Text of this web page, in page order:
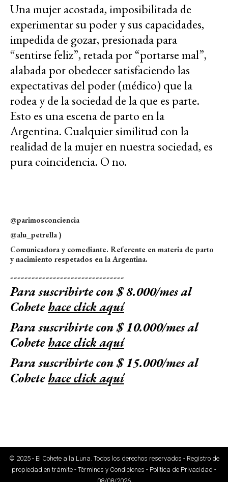
Una mujer acostada, imposibilitada de
experimentar su poder y sus capacidades,
impedida de gozar, presionada para
“sentirse feliz”, retada por “portarse mal”,
alabada por obedecer satisfaciendo las
expectativas del poder (médico) que la
rodea y de la sociedad de la que es parte.
Esto es una escena de parto en la
Argentina. Cualquier similitud con la
realidad de la mujer en nuestra sociedad, es
pura coincidencia. O no.
@parimosconciencia
@alu_petrella )
Comunicadora y comediante. Referente en materia de parto
y nacimiento respetados en la Argentina.
--------------------------------
Para suscribirte con $ 8.000/mes al
Cohetehace click aquí
Para suscribirte con $ 10.000/mes al
Cohetehace click aquí
Para suscribirte con $ 15.000/mes al
Cohetehace click aquí
© 2025 - El Cohete a la Luna. Todos los derechos reservados - Registro de
propiedad en trámite - Términos y Condiciones - Política de Privacidad -